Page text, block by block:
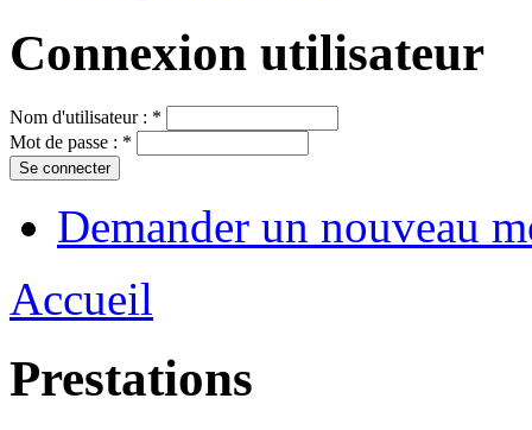
Connexion utilisateur
Nom d'utilisateur : *
Mot de passe : *
Demander un nouveau
Accueil
Prestations